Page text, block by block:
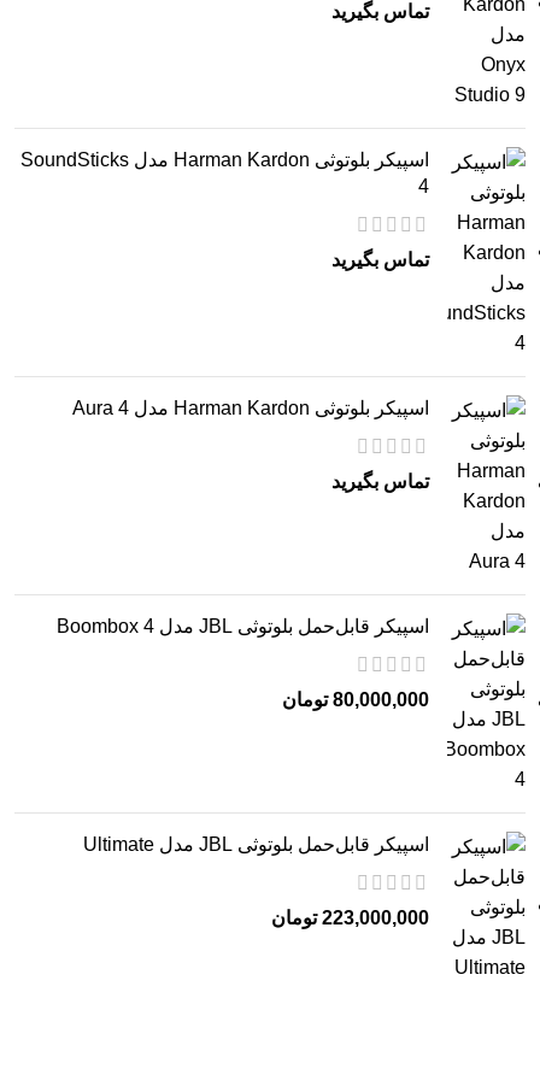
تماس بگیرید
اسپیکر بلوتوثی Harman Kardon مدل SoundSticks
4
تماس بگیرید
اسپیکر بلوتوثی Harman Kardon مدل Aura 4
تماس بگیرید
اسپیکر قابل‌حمل بلوتوثی JBL مدل Boombox 4
80,000,000 تومان
اسپیکر قابل‌حمل بلوتوثی JBL مدل Ultimate
223,000,000 تومان